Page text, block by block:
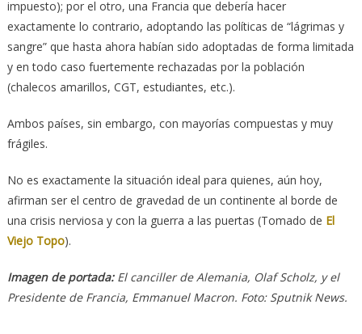
impuesto); por el otro, una Francia que debería hacer
exactamente lo contrario, adoptando las políticas de “lágrimas y
sangre” que hasta ahora habían sido adoptadas de forma limitada
y en todo caso fuertemente rechazadas por la población
(chalecos amarillos, CGT, estudiantes, etc.).
Ambos países, sin embargo, con mayorías compuestas y muy
frágiles.
No es exactamente la situación ideal para quienes, aún hoy,
afirman ser el centro de gravedad de un continente al borde de
una crisis nerviosa y con la guerra a las puertas (Tomado de El
Viejo Topo).
Imagen de portada:El canciller de Alemania, Olaf Scholz, y el
Presidente de Francia, Emmanuel Macron. Foto: Sputnik News.